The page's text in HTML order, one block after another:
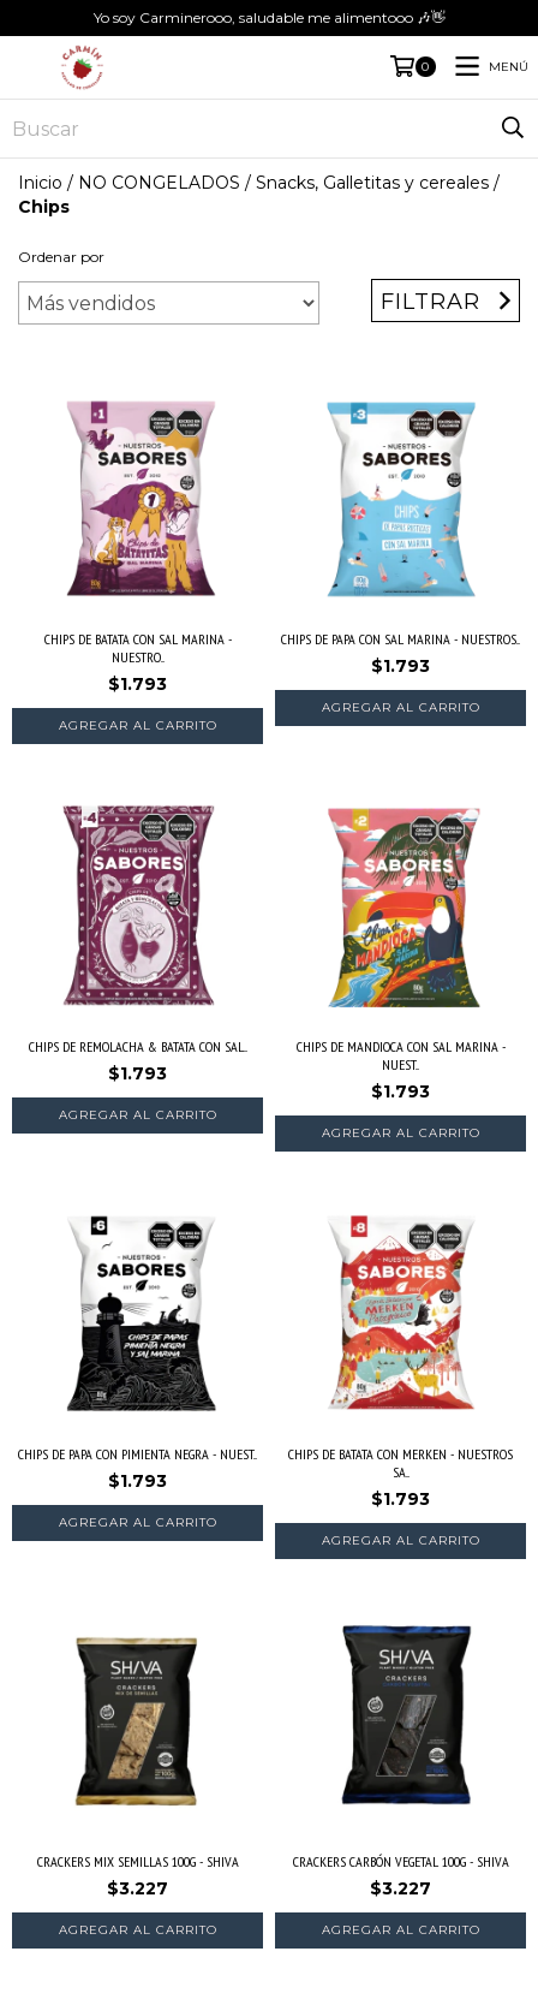
Yo soy Carminerooo, saludable me alimentooo 🎶👋
0 MENÚ
Inicio / NO CONGELADOS / Snacks, Galletitas y cereales /
Chips
Ordenar por
FILTRAR
CHIPS DE BATATA CON SAL MARINA -
NUESTRO...
$1.793
CHIPS DE PAPA CON SAL MARINA - NUESTROS...
$1.793
CHIPS DE REMOLACHA & BATATA CON SAL...
$1.793
CHIPS DE MANDIOCA CON SAL MARINA -
NUEST...
$1.793
CHIPS DE PAPA CON PIMIENTA NEGRA - NUEST...
$1.793
CHIPS DE BATATA CON MERKEN - NUESTROS
SA...
$1.793
CRACKERS MIX SEMILLAS 100G - SHIVA
$3.227
CRACKERS CARBÓN VEGETAL 100G - SHIVA
$3.227